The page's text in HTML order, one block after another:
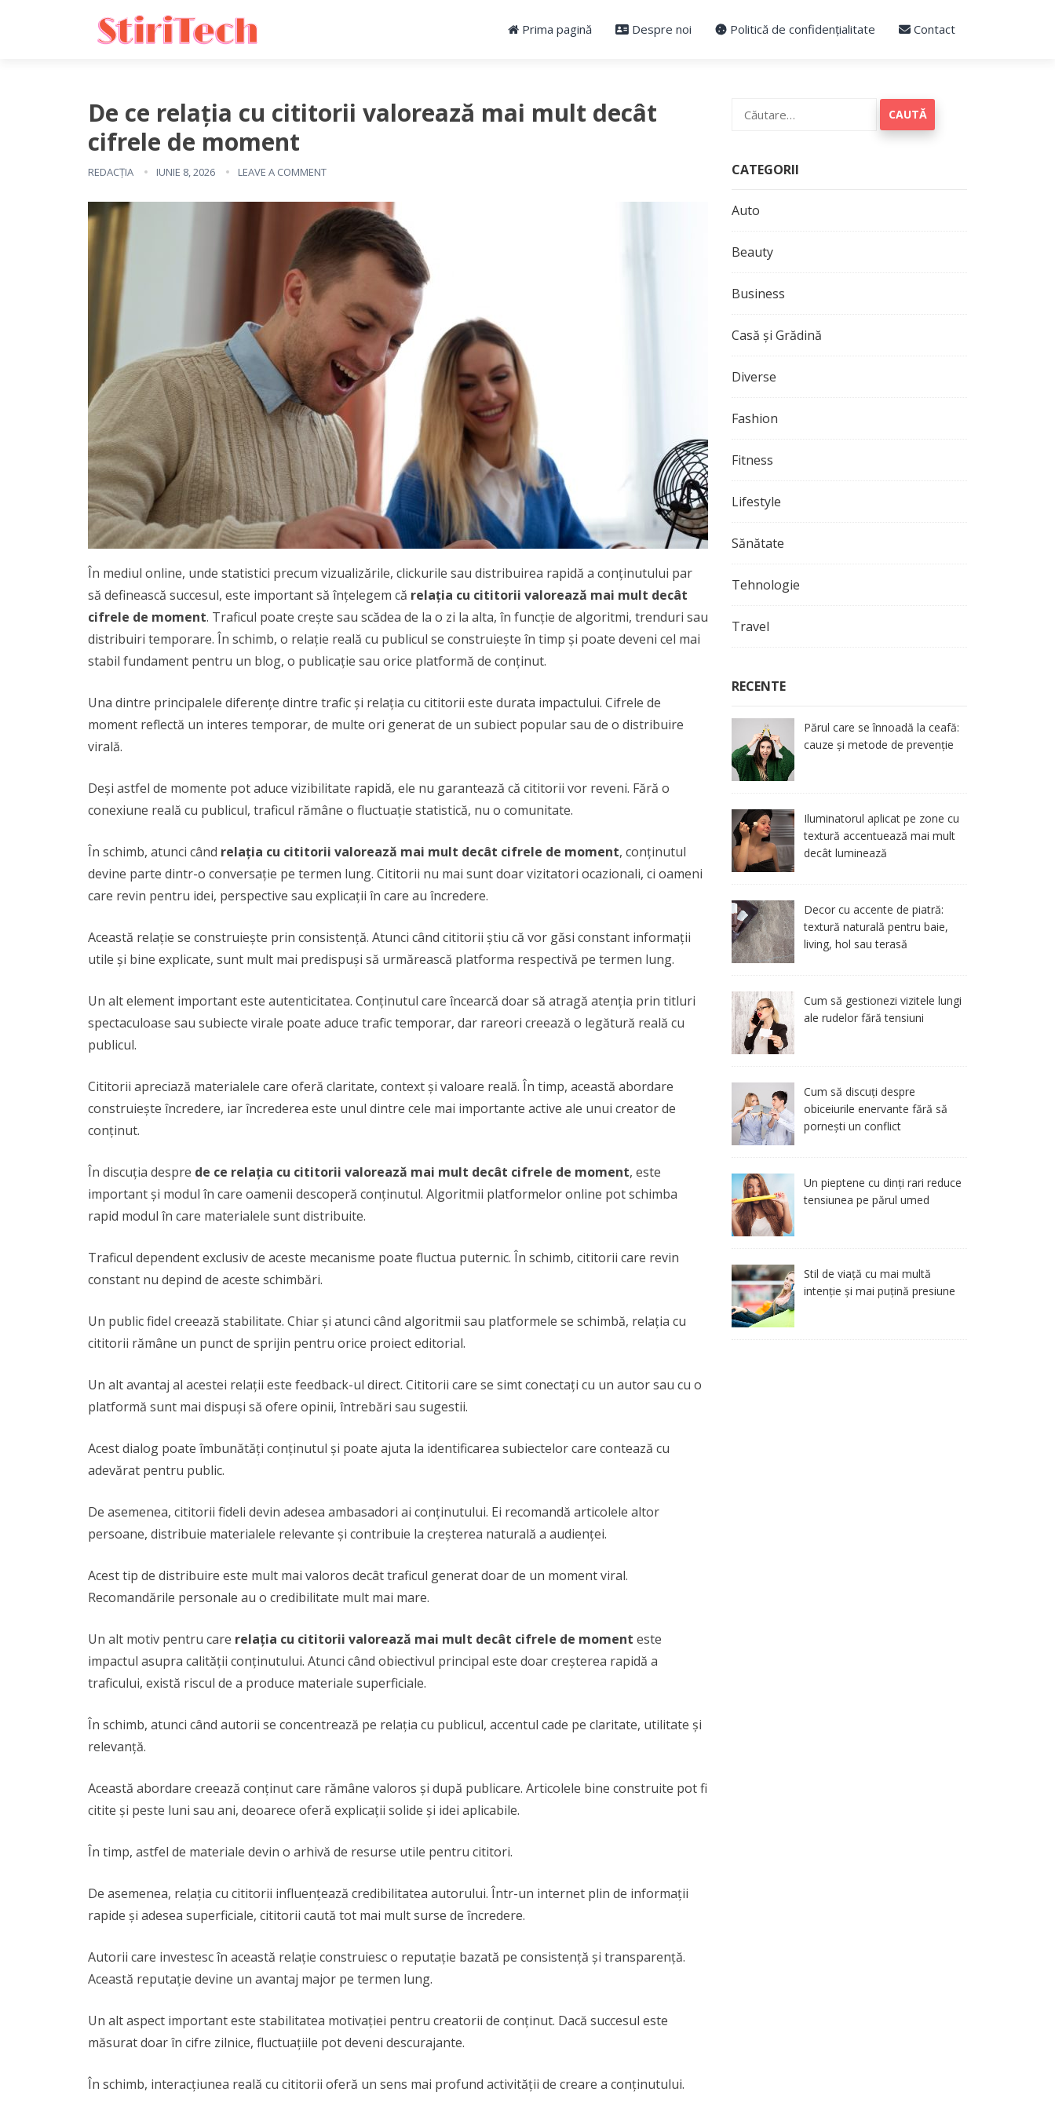
Prima pagină Despre noi Politică de confidențialitate Contact
De ce relația cu cititorii valorează mai mult decât
cifrele de moment
REDACȚIA IUNIE 8, 2026 LEAVE A COMMENT
În mediul online, unde statistici precum vizualizările, clickurile sau distribuirea rapidă a conținutului par
să definească succesul, este important să înțelegem că relația cu cititorii valorează mai mult decât
cifrele de moment. Traficul poate crește sau scădea de la o zi la alta, în funcție de algoritmi, trenduri sau
distribuiri temporare. În schimb, o relație reală cu publicul se construiește în timp și poate deveni cel mai
stabil fundament pentru un blog, o publicație sau orice platformă de conținut.
Una dintre principalele diferențe dintre trafic și relația cu cititorii este durata impactului. Cifrele de
moment reflectă un interes temporar, de multe ori generat de un subiect popular sau de o distribuire
virală.
Deși astfel de momente pot aduce vizibilitate rapidă, ele nu garantează că cititorii vor reveni. Fără o
conexiune reală cu publicul, traficul rămâne o fluctuație statistică, nu o comunitate.
În schimb, atunci când relația cu cititorii valorează mai mult decât cifrele de moment, conținutul
devine parte dintr-o conversație pe termen lung. Cititorii nu mai sunt doar vizitatori ocazionali, ci oameni
care revin pentru idei, perspective sau explicații în care au încredere.
Această relație se construiește prin consistență. Atunci când cititorii știu că vor găsi constant informații
utile și bine explicate, sunt mult mai predispuși să urmărească platforma respectivă pe termen lung.
Un alt element important este autenticitatea. Conținutul care încearcă doar să atragă atenția prin titluri
spectaculoase sau subiecte virale poate aduce trafic temporar, dar rareori creează o legătură reală cu
publicul.
Cititorii apreciază materialele care oferă claritate, context și valoare reală. În timp, această abordare
construiește încredere, iar încrederea este unul dintre cele mai importante active ale unui creator de
conținut.
În discuția despre de ce relația cu cititorii valorează mai mult decât cifrele de moment, este
important și modul în care oamenii descoperă conținutul. Algoritmii platformelor online pot schimba
rapid modul în care materialele sunt distribuite.
Traficul dependent exclusiv de aceste mecanisme poate fluctua puternic. În schimb, cititorii care revin
constant nu depind de aceste schimbări.
Un public fidel creează stabilitate. Chiar și atunci când algoritmii sau platformele se schimbă, relația cu
cititorii rămâne un punct de sprijin pentru orice proiect editorial.
Un alt avantaj al acestei relații este feedback-ul direct. Cititorii care se simt conectați cu un autor sau cu o
platformă sunt mai dispuși să ofere opinii, întrebări sau sugestii.
Acest dialog poate îmbunătăți conținutul și poate ajuta la identificarea subiectelor care contează cu
adevărat pentru public.
De asemenea, cititorii fideli devin adesea ambasadori ai conținutului. Ei recomandă articolele altor
persoane, distribuie materialele relevante și contribuie la creșterea naturală a audienței.
Acest tip de distribuire este mult mai valoros decât traficul generat doar de un moment viral.
Recomandările personale au o credibilitate mult mai mare.
Un alt motiv pentru care relația cu cititorii valorează mai mult decât cifrele de moment este
impactul asupra calității conținutului. Atunci când obiectivul principal este doar creșterea rapidă a
traficului, există riscul de a produce materiale superficiale.
În schimb, atunci când autorii se concentrează pe relația cu publicul, accentul cade pe claritate, utilitate și
relevanță.
Această abordare creează conținut care rămâne valoros și după publicare. Articolele bine construite pot fi
citite și peste luni sau ani, deoarece oferă explicații solide și idei aplicabile.
În timp, astfel de materiale devin o arhivă de resurse utile pentru cititori.
De asemenea, relația cu cititorii influențează credibilitatea autorului. Într-un internet plin de informații
rapide și adesea superficiale, cititorii caută tot mai mult surse de încredere.
Autorii care investesc în această relație construiesc o reputație bazată pe consistență și transparență.
Această reputație devine un avantaj major pe termen lung.
Un alt aspect important este stabilitatea motivației pentru creatorii de conținut. Dacă succesul este
măsurat doar în cifre zilnice, fluctuațiile pot deveni descurajante.
În schimb, interacțiunea reală cu cititorii oferă un sens mai profund activității de creare a conținutului.
după:
CATEGORII
Auto
Beauty
Business
Casă și Grădină
Diverse
Fashion
Fitness
Lifestyle
Sănătate
Tehnologie
Travel
RECENTE
Părul care se înnoadă la ceafă:
cauze și metode de prevenție
Iluminatorul aplicat pe zone cu
textură accentuează mai mult
decât luminează
Decor cu accente de piatră:
textură naturală pentru baie,
living, hol sau terasă
Cum să gestionezi vizitele lungi
ale rudelor fără tensiuni
Cum să discuți despre
obiceiurile enervante fără să
pornești un conflict
Un pieptene cu dinți rari reduce
tensiunea pe părul umed
Stil de viață cu mai multă
intenție și mai puțină presiune